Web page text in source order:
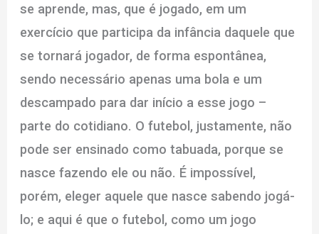
se aprende, mas, que é jogado, em um
exercício que participa da infância daquele que
se tornará jogador, de forma espontânea,
sendo necessário apenas uma bola e um
descampado para dar início a esse jogo –
parte do cotidiano. O futebol, justamente, não
pode ser ensinado como tabuada, porque se
nasce fazendo ele ou não. É impossível,
porém, eleger aquele que nasce sabendo jogá-
lo; e aqui é que o futebol, como um jogo